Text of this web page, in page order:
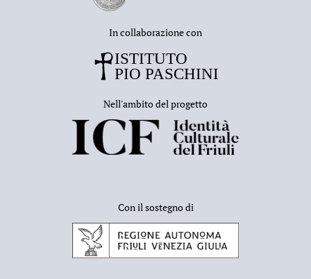
In collaborazione con
Nell'ambito del progetto
Con il sostegno di